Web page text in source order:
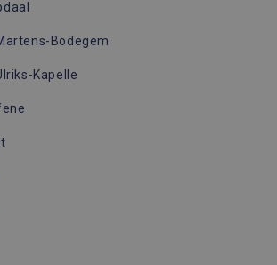
Bodegem
Kapelle